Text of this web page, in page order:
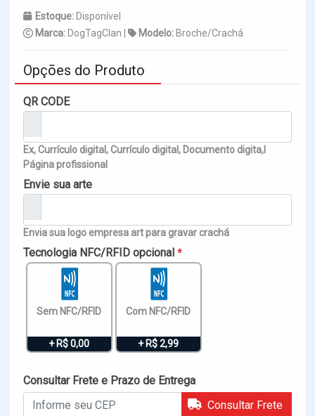
Estoque: Disponível
Marca: DogTagClan | Modelo: Broche/Crachá
Opções do Produto
QR CODE
Ex, Currículo digital, Currículo digital, Documento digita,l
Página profissional
Envie sua arte
Envia sua logo empresa art para gravar crachá
Tecnologia NFC/RFID opcional *
Sem NFC/RFID
+ R$ 0,00
Com NFC/RFID
+ R$ 2,99
Consultar Frete e Prazo de Entrega
Consultar Frete